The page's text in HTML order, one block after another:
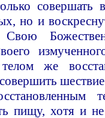
совершать
но и
Свою
же
пищу, хотя и